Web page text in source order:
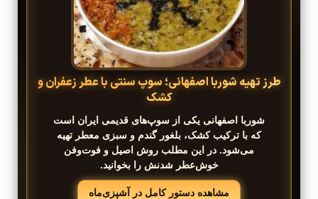
طرز تهیه شوربا اصفهانی؛ سوپ سنتی با عطر زعفران و
کشک
شوربا اصفهانی یکی از سوپ‌های قدیمی ایران است
که با ترکیب کشک، بلغور گندم و سبزی معطر تهیه
می‌شود. در این مطلب روش اصیل و فوت‌وفن
خوش‌عطر شدنش را بخوانید.
مشاهده دستور کامل در آشپزی‌ماه